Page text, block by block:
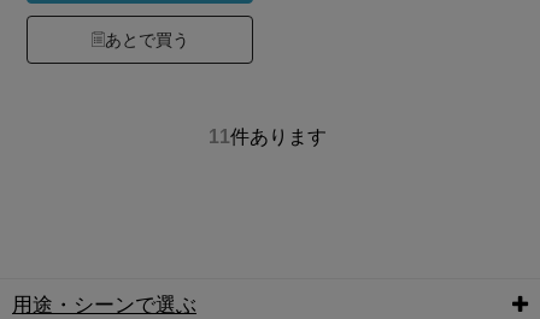
あとで買う
11件あります
用途・シーンで選ぶ